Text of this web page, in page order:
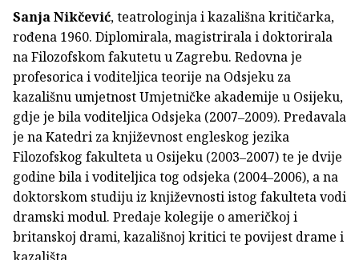
Sanja Nikčević, teatrologinja i kazališna kritičarka,
rođena 1960. Diplomirala, magistrirala i doktorirala
na Filozofskom fakutetu u Zagrebu. Redovna je
profesorica i voditeljica teorije na Odsjeku za
kazališnu umjetnost Umjetničke akademije u Osijeku,
gdje je bila voditeljica Odsjeka (2007‒2009). Predavala
je na Katedri za književnost engleskog jezika
Filozofskog fakulteta u Osijeku (2003‒2007) te je dvije
godine bila i voditeljica tog odsjeka (2004‒2006), a na
doktorskom studiju iz književnosti istog fakulteta vodi
dramski modul. Predaje kolegije o američkoj i
britanskoj drami, kazališnoj kritici te povijest drame i